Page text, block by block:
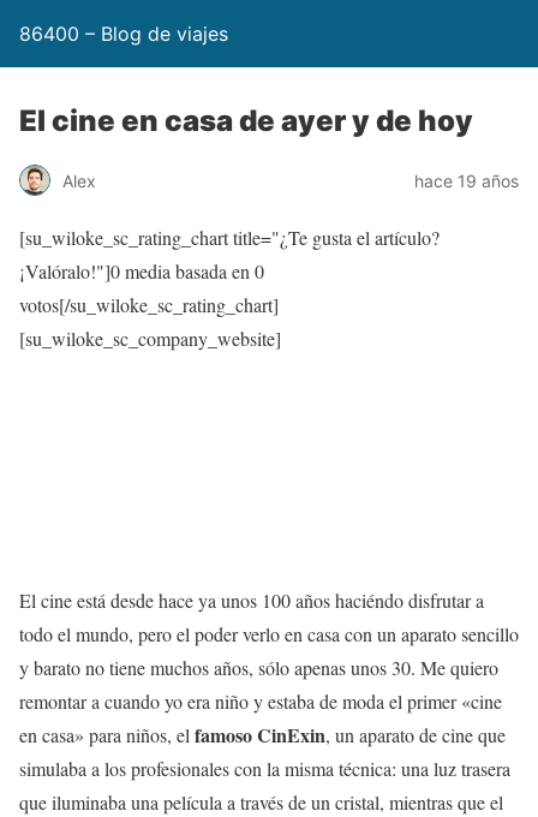
86400 – Blog de viajes
El cine en casa de ayer y de hoy
Alex hace 19 años
[su_wiloke_sc_rating_chart title="¿Te gusta el artículo?
¡Valóralo!"]0media basada en 0
votos[/su_wiloke_sc_rating_chart]
[su_wiloke_sc_company_website]
El cine está desde hace ya unos 100 años haciéndo disfrutar a
todo el mundo, pero el poder verlo en casa con un aparato sencillo
y barato no tiene muchos años, sólo apenas unos 30. Me quiero
remontar a cuando yo era niño y estaba de moda el primer «cine
en casa» para niños, elfamoso CinExin, un aparato de cine que
simulaba a los profesionales con la misma técnica: una luz trasera
que iluminaba una película a través de un cristal, mientras que el